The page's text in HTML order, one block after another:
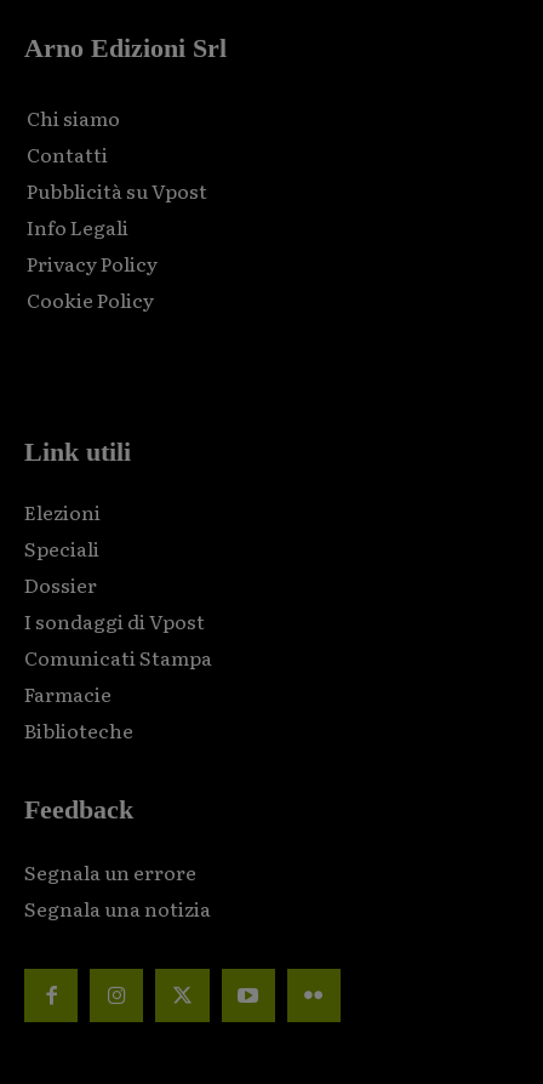
Arno Edizioni Srl
Chi siamo
Contatti
Pubblicità su Vpost
Info Legali
Privacy Policy
Cookie Policy
Link utili
Elezioni
Speciali
Dossier
I sondaggi di Vpost
Comunicati Stampa
Farmacie
Biblioteche
Feedback
Segnala un errore
Segnala una notizia